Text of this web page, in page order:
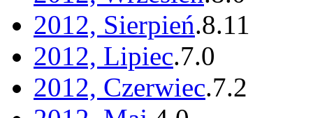
2012, Sierpień.8.11
2012, Lipiec.7.0
2012, Czerwiec.7.2